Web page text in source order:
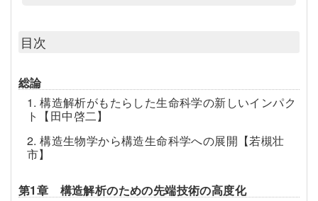
目次
総論
1. 構造解析がもたらした生命科学の新しいインパク
ト【田中啓二】
2. 構造生物学から構造生命科学への展開【若槻壮
市】
第1章 構造解析のための先端技術の高度化